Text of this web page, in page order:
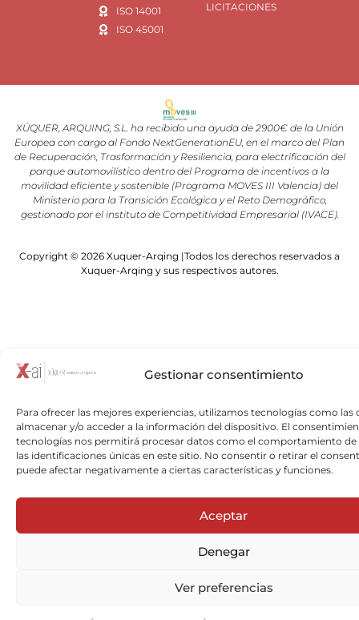
Gestionar consentimiento
Para ofrecer las mejores experiencias, utilizamos tecnologías como las
almacenar y/o acceder a la información del dispositivo. El
tecnologías nos permitirá procesar datos como el comportamiento de
las identificaciones únicas en este sitio. No consentir o retirar el
puede afectar negativamente a ciertas características y funciones.
Aceptar
Denegar
Ver preferencias
ISO 14001
ISO 45001
LICITACIONES
XÚQUER, ARQUING, S.L. ha recibido una ayuda de 2900€ de la Unión
Europea con cargo al Fondo NextGenerationEU, en el marco del Plan
de Recuperación, Trasformación y Resiliencia, para electrificación del
parque automovilístico dentro del Programa de incentivos a la
movilidad eficiente y sostenible (Programa MOVES III Valencia) del
Ministerio para la Transición Ecológica y el Reto Demográfico,
gestionado por el instituto de Competitividad Empresarial (IVACE).
Copyright © 2026 Xuquer-Arqing |Todos los derechos reservados a
Xuquer-Arqing y sus respectivos autores.